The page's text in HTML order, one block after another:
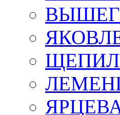
ЛЕМЕНЦ
ЯРЦЕВА